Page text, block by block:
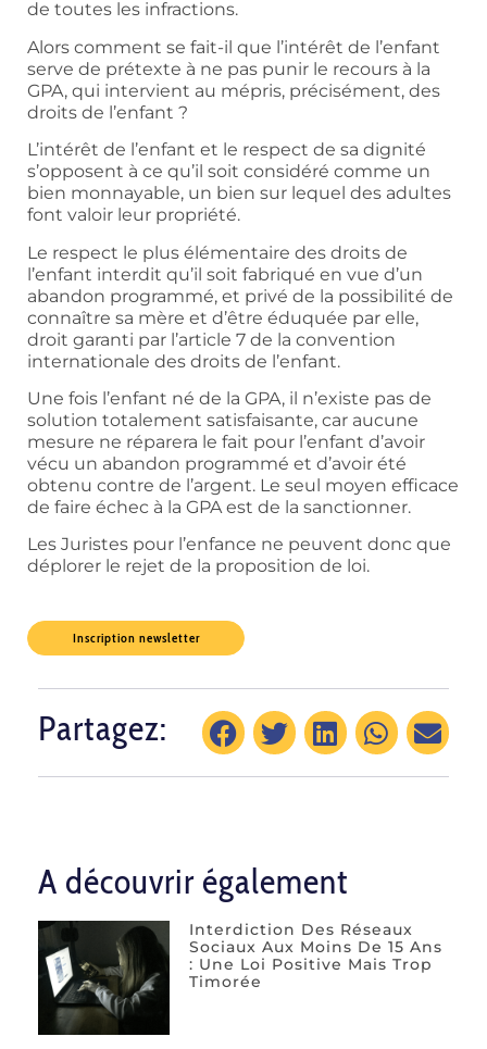
de toutes les infractions.
Alors comment se fait-il que l’intérêt de l’enfant
serve de prétexte à ne pas punir le recours à la
GPA, qui intervient au mépris, précisément, des
droits de l’enfant ?
L’intérêt de l’enfant et le respect de sa dignité
s’opposent à ce qu’il soit considéré comme un
bien monnayable, un bien sur lequel des adultes
font valoir leur propriété.
Le respect le plus élémentaire des droits de
l’enfant interdit qu’il soit fabriqué en vue d’un
abandon programmé, et privé de la possibilité de
connaître sa mère et d’être éduquée par elle,
droit garanti par l’article 7 de la convention
internationale des droits de l’enfant.
Une fois l’enfant né de la GPA, il n’existe pas de
solution totalement satisfaisante, car aucune
mesure ne réparera le fait pour l’enfant d’avoir
vécu un abandon programmé et d’avoir été
obtenu contre de l’argent. Le seul moyen efficace
de faire échec à la GPA est de la sanctionner.
Les Juristes pour l’enfance ne peuvent donc que
déplorer le rejet de la proposition de loi.
Inscription newsletter
Partagez:
A découvrir également
Interdiction Des Réseaux
Sociaux Aux Moins De 15 Ans
: Une Loi Positive Mais Trop
Timorée